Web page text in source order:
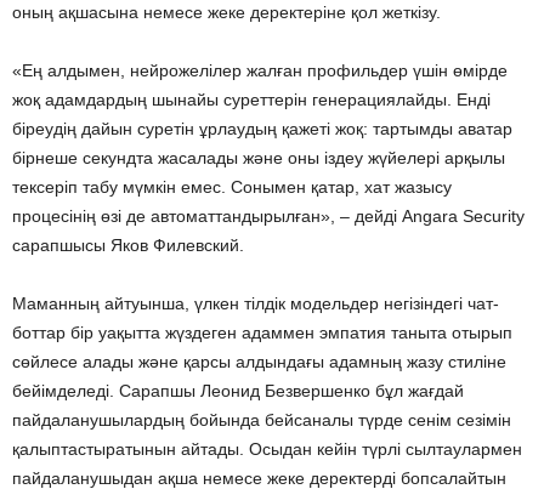
оның ақшасына немесе жеке деректеріне қол жеткізу.
«Ең алдымен, нейрожелілер жалған профильдер үшін өмірде
жоқ адамдардың шынайы суреттерін генерациялайды. Енді
біреудің дайын суретін ұрлаудың қажеті жоқ: тартымды аватар
бірнеше секундта жасалады және оны іздеу жүйелері арқылы
тексеріп табу мүмкін емес. Сонымен қатар, хат жазысу
процесінің өзі де автоматтандырылған», – дейді Angara Security
сарапшысы Яков Филевский.
Маманның айтуынша, үлкен тілдік модельдер негізіндегі чат-
боттар бір уақытта жүздеген адаммен эмпатия таныта отырып
сөйлесе алады және қарсы алдындағы адамның жазу стиліне
бейімделеді. Сарапшы Леонид Безвершенко бұл жағдай
пайдаланушылардың бойында бейсаналы түрде сенім сезімін
қалыптастыратынын айтады. Осыдан кейін түрлі сылтаулармен
пайдаланушыдан ақша немесе жеке деректерді бопсалайтын